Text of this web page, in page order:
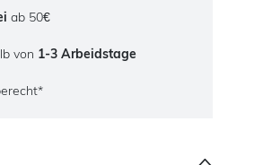
ab 50€
von 1-3 Arbeidstage